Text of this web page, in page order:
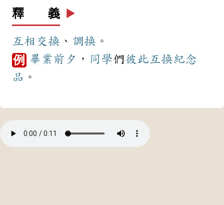
釋 義 ▶️
互相 交換 、 調換 。
例 畢業前夕 ， 同學們彼此 互換紀念
品 。